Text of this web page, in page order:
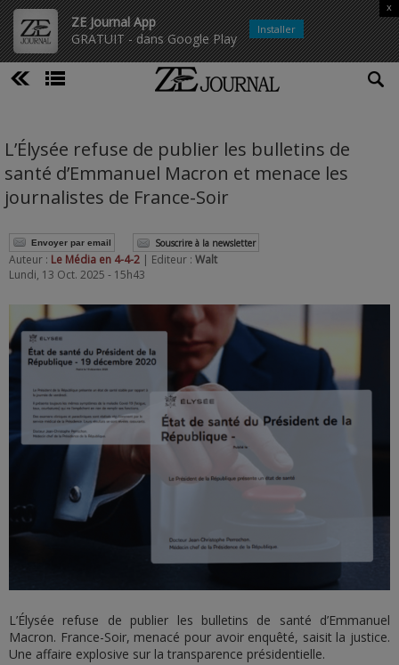
ZE Journal App
GRATUIT - dans Google Play
x
Installer
L’Élysée refuse de publier les bulletins de
santé d’Emmanuel Macron et menace les
journalistes de France-Soir
Envoyer par email Souscrire à la newsletter
Auteur : Le Média en 4-4-2 | Editeur : Walt
Lundi, 13 Oct. 2025 - 15h43
L’Élysée refuse de publier les bulletins de santé d’Emmanuel
Macron. France-Soir, menacé pour avoir enquêté, saisit la justice.
Une affaire explosive sur la transparence présidentielle.